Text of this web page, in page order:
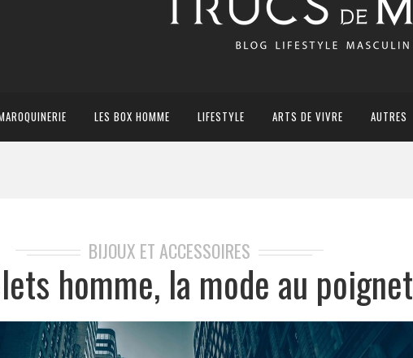
LES BOX HOMME LIFESTYLE ARTS DE VIVRE AUTRES
BIJOUX ET ACCESSOIRES
homme, la mode au poignet